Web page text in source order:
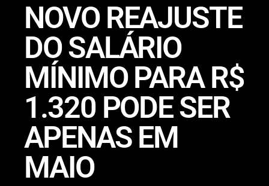
NOVO REAJUSTE
DO SALÁRIO
MÍNIMO PARA R$
1.320 PODE SER
APENAS EM
MAIO